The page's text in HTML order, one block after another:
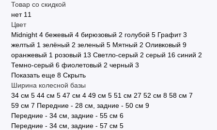
Товар со скидкой
нет 11
Цвет
Midnight 4 бежевый 4 бирюзовый 2 голубой 5 Графит 3
желтый 1 зелёный 2 зеленый 5 Мятный 2 Оливковый 9
оранжевый 1 розовый 13 Светло-серый 2 серый 16 синий 2
Темно-серый 6 фиолетовый 2 черный 3
Показать еще 8 Скрыть
Ширина колесной базы
34 см 5 44 см 5 47 см 4 49 см 5 51 см 27 52 см 8 58 см 7
59 см 7 Передние - 28 см, задние - 50 см 9
Передние - 34 см, задние - 55 см 6
Передние - 34 см, задние - 57 см 5